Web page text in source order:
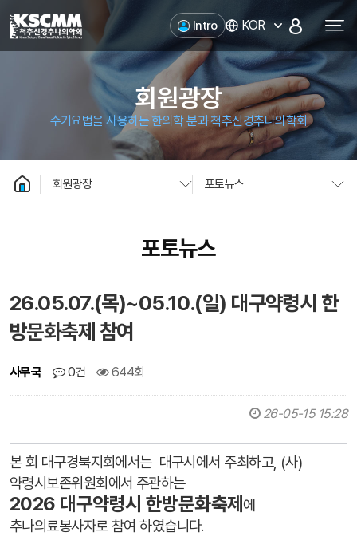
척추신경추나의학회
Intro KOR
회원광장
수기요법을 사용하는 한의학 분과 척추신경추나의학회
회원광장 포토뉴스
포토뉴스
26.05.07.(목)~05.10.(일) 대구약령시 한
방문화축제 참여
사무국 0건 644회
26-05-15 15:28
본 회 대구경북지회에서는 대구시에서 주최하고, (사)
약령시보존위원회에서 주관하는
2026 대구약령시 한방문화축제 에
추나의료봉사자로 참여 하였습니다.